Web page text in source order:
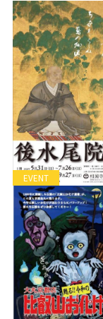
EVENT